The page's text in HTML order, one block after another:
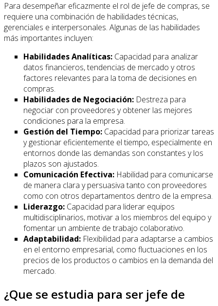
Para desempeñar eficazmente el rol de jefe de compras, se
requiere una combinación de habilidades técnicas,
gerenciales e interpersonales. Algunas de las habilidades
más importantes incluyen:
Habilidades Analíticas: Capacidad para analizar
datos financieros, tendencias de mercado y otros
factores relevantes para la toma de decisiones en
compras.
Habilidades de Negociación: Destreza para
negociar con proveedores y obtener las mejores
condiciones para la empresa.
Gestión del Tiempo: Capacidad para priorizar tareas
y gestionar eficientemente el tiempo, especialmente en
entornos donde las demandas son constantes y los
plazos son ajustados.
Comunicación Efectiva: Habilidad para comunicarse
de manera clara y persuasiva tanto con proveedores
como con otros departamentos dentro de la empresa.
Liderazgo: Capacidad para liderar equipos
multidisciplinarios, motivar a los miembros del equipo y
fomentar un ambiente de trabajo colaborativo.
Adaptabilidad: Flexibilidad para adaptarse a cambios
en el entorno empresarial, como fluctuaciones en los
precios de los productos o cambios en la demanda del
mercado.
¿Que se estudia para ser jefe de